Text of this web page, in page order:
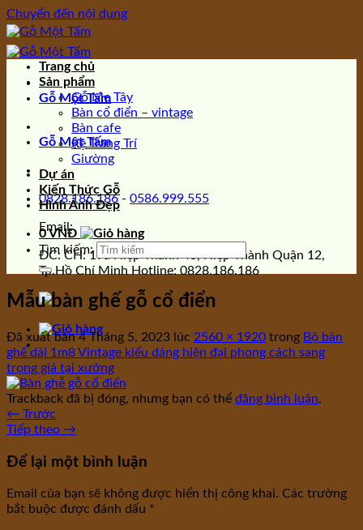
Chuyển đến nội dung
Gỗ Một Tấm
Gỗ Một Tấm
0828.186.186- 0586.999.555
Email:
ĐC: CH: 19a Hiệp Thành 43, Hiệp Thành Quận 12,
Tp.Hồ Chí Minh Hotline: 0828.186.186
Trang chủ
Sản phẩm
Gỗ Me Tây
Bàn cổ điển – vintage
Bàn cafe
Kệ Trang Trí
Giường
Dự án
Kiến Thức Gỗ
Hình Ảnh Đẹp
0VNĐ
Tìm kiếm:
Mẫu bàn ghế gỗ cổ điển
Đã xuất bản4 Tháng 5, 2023 lúc 2560 × 1920 trong Bộ bàn
ghế dài 1m8 Vintage kiểu dáng hiện đại phong cách sang
trọng giá tại xưởng
Trackback đã bị đóng, nhưng bạn có thể đăng bình luận.
← Trước
Tiếp theo →
Để lại một bình luận
Email của bạn sẽ không được hiển thị công khai. Các trường
bắt buộc được đánh dấu *